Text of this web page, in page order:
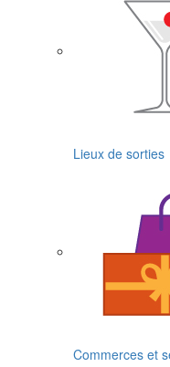
Lieux de sorties
Commerces et